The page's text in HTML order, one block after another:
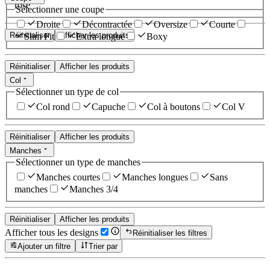
rose
Réinitialiser Afficher les produits
Sélectionner une coupe
Droite
Décontractée Oversize
Courte
Slim Fit
Extra longue Boxy
Réinitialiser
Afficher les produits
Col
Sélectionner un type de col
Col rond
Capuche Col à boutons Col V
Réinitialiser
Afficher les produits
Manches
Sélectionner un type de manches
Manches courtes
Manches longues
Sans
manches
Manches 3/4
Réinitialiser Afficher les produits
Afficher tous les designs
Réinitialiser les filtres
Ajouter un filtre
Trier par